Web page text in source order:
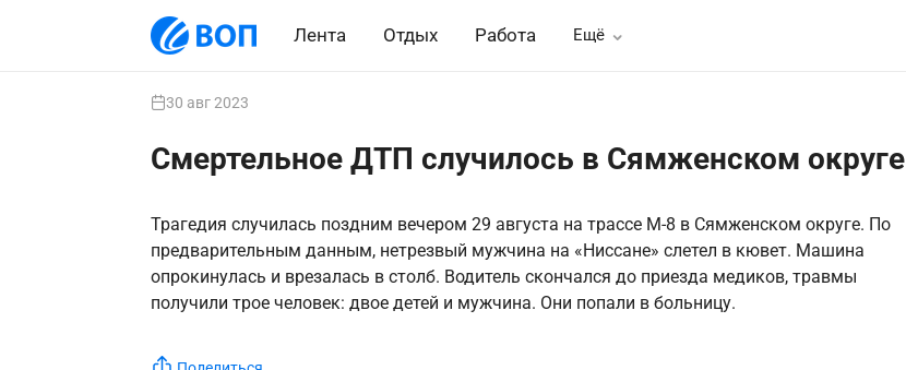
Лента Отдых Работа Ещё
30 авг 2023
Смертельное ДТП случилось в Сямженском округе
Трагедия случилась поздним вечером 29 августа на трассе М-8 в Сямженском округе. По
предварительным данным, нетрезвый мужчина на «Ниссане» слетел в кювет. Машина
опрокинулась и врезалась в столб. Водитель скончался до приезда медиков, травмы
получили трое человек: двое детей и мужчина. Они попали в больницу.